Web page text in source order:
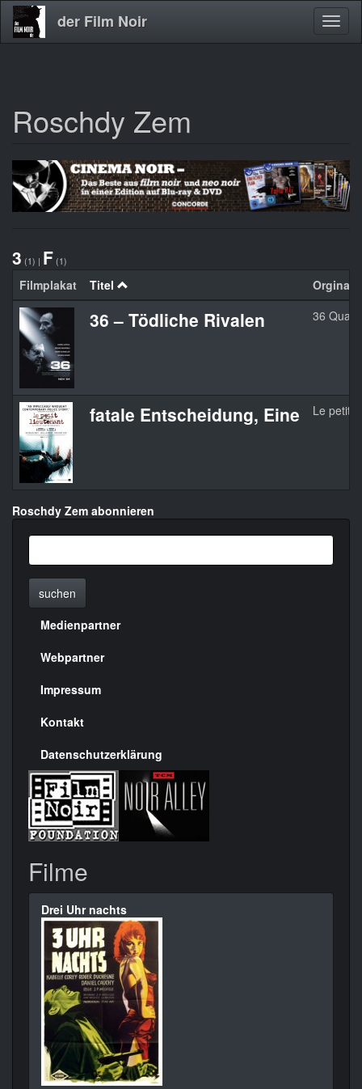
Direkt
zum
der Film Noir
Roschdy Zem
3 (1) | F (1)
Filmplakat Titel
36 – Tödliche Rivalen 36 Quai
fatale Entscheidung, Eine Le petit
Roschdy Zem abonnieren
suchen
Menülinks
rechte
Seite
Medienpartner
Webpartner
Impressum
Kontakt
Datenschutzerklärung
Filme
Drei Uhr nachts